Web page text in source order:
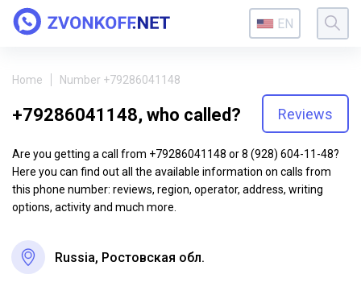
EN
Home Number +79286041148
+79286041148, who called? Reviews
Are you getting a call from +79286041148 or 8 (928) 604-11-48?
Here you can find out all the available information on calls from
this phone number: reviews, region, operator, address, writing
options, activity and much more.
Russia, Ростовская обл.